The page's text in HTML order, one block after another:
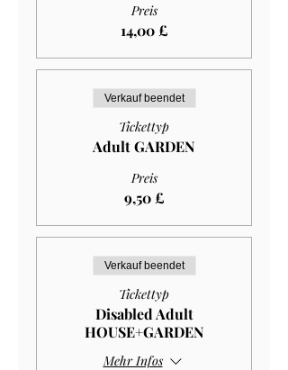
Preis
14,00 £
Verkauf beendet
Tickettyp
Adult GARDEN
Preis
9,50 £
Verkauf beendet
Tickettyp
Disabled Adult
HOUSE+GARDEN
Mehr Infos